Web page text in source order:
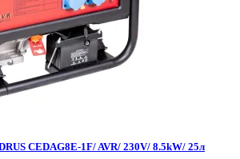
CEDAG8E-1F/ AVR/ 230V/ 8.5kW/ 25л